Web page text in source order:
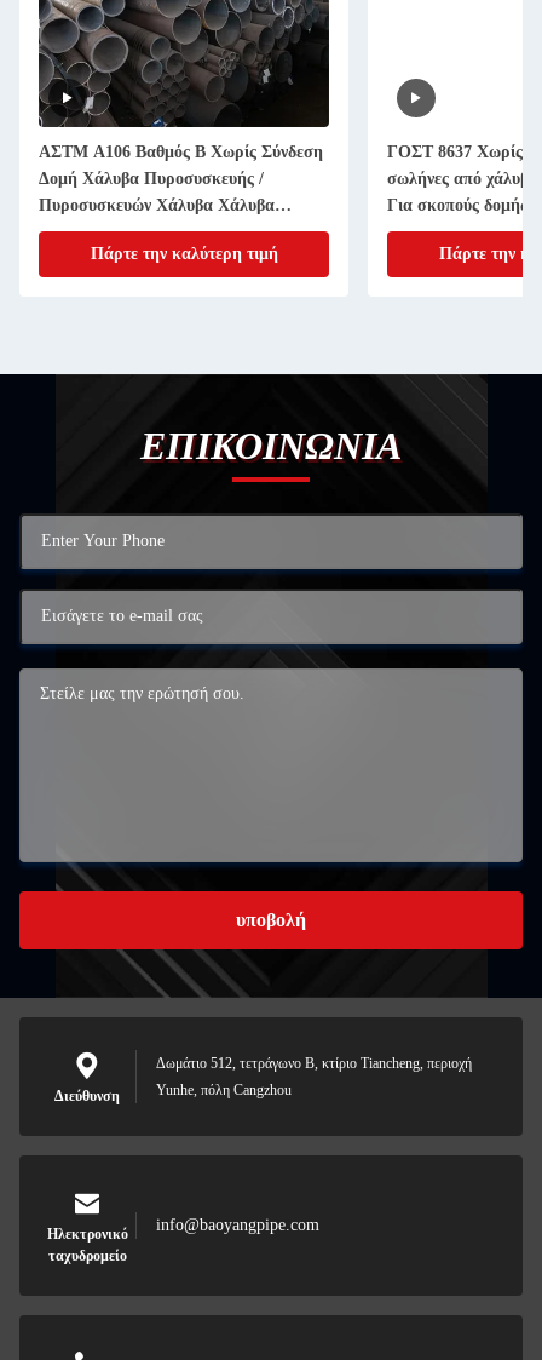
ΑΣTM Α106 Βαθμός Β Χωρίς Σύνδεση
Δομή Χάλυβα Πυροσυσκευής /
Πυροσυσκευών Χάλυβα Χάλυβα
Χάλυβα Χάλυβα
Πάρτε την καλύτερη τιμή
ΓΟΣΤ 8637 Χωρίς
σωλήνες από
Για σκοπούς δομής
Πάρτε την
ΕΠΙΚΟΙΝΩΝΙΑ
υποβολή
Διεύθυνση
Δωμάτιο 512, τετράγωνο Β, κτίριο Tiancheng, περιοχή
Yunhe, πόλη Cangzhou
Ηλεκτρονικό
ταχυδρομείο
info@baoyangpipe.com